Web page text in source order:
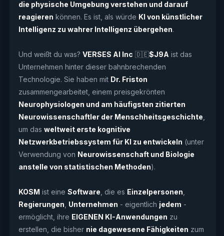
die physische Umgebung verstehen und darauf
reagieren können. Es ist, als würde KI von künstlicher
Intelligenz zu wahrer Intelligenz übergehen.
Und weißt du was? VERSES AI Inc 🇩🇪$J9A ist das
Unternehmen hinter dieser bahnbrechenden
Technologie. Sie haben mit Dr. Friston
zusammengearbeitet, einem preisgekrönten
Neurophysiologen und am häufigsten zitierten
Neurowissenschaftler der Menschheitsgeschichte
um das weltweit erste kognitive
Netzwerkbetriebssystem für KI zu entwickeln (unter
Verwendung von Neurowissenschaft und Biologie
anstelle von statistischen Methoden).
KOSM ist eine Software , die es Einzelpersonen
Regierungen Unternehmen - eigentlich jedem -
ermöglicht, ihre EIGENEN KI-Anwendungen zu
erstellen, die bisher nie dagewesene Fähigkeiten zum